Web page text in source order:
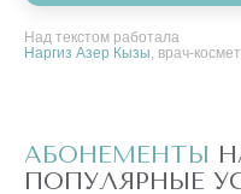
Над текстом работала
Наргиз Азер Кызы, врач-
АБОНЕМЕНТЫ
ПОПУЛЯРНЫЕ